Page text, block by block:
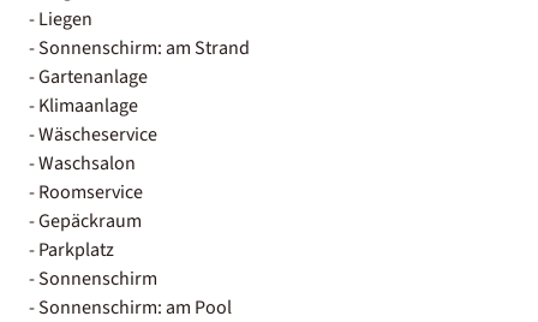
- Liegen
- Sonnenschirm: am Strand
- Gartenanlage
- Klimaanlage
- Wäscheservice
- Waschsalon
- Roomservice
- Gepäckraum
- Parkplatz
- Sonnenschirm
- Sonnenschirm: am Pool